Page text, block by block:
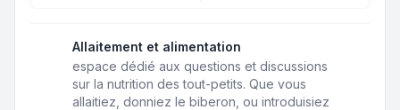
Allaitement et alimentation
espace dédié aux questions et discussions
sur la nutrition des tout-petits. Que vous
allaitiez, donniez le biberon, ou introduisiez